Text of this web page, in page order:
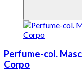
Perfume-col.
Corpo